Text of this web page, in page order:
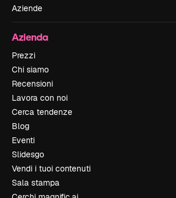
Aziende
Azienda
Prezzi
Chi siamo
Recensioni
Lavora con noi
Cerca tendenze
Blog
Eventi
Slidesgo
Vendi i tuoi contenuti
Sala stampa